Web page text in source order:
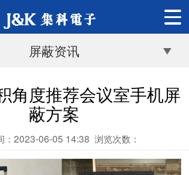
屏蔽资讯
角度推荐会议室手机屏
蔽方案
：2023-06-05 14:38 浏览次数：